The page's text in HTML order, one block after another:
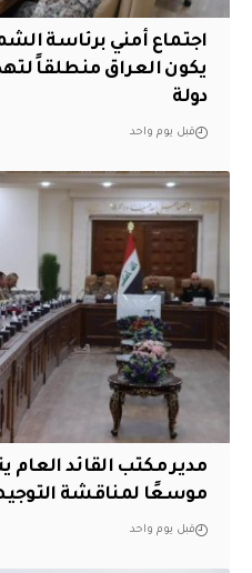
اجتماع أمني برئاسة
يكون العراق منطلقاً
دولة
قبل يوم واحد
مدير مكتب القائد العام
موسعًا لمناقشة
قبل يوم واحد